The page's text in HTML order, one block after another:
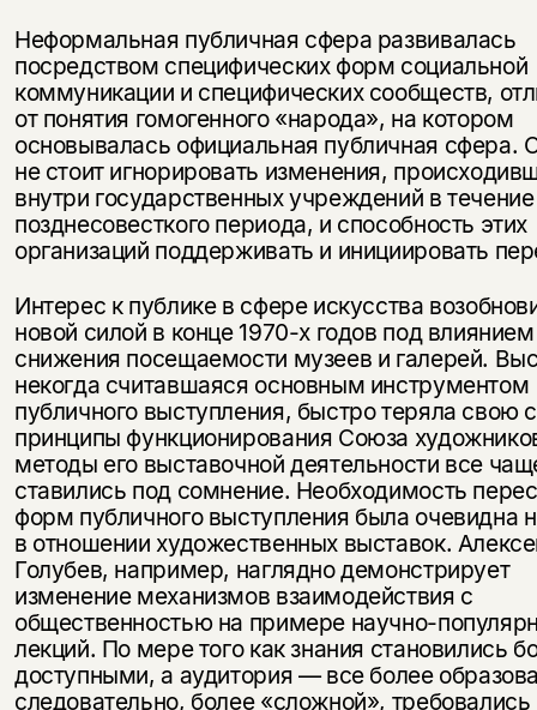
Неформальная публичная сфера развивалась
посредством специфических форм социальной
коммуникации и специфических сообществ,
от понятия гомогенного «народа», на котором
основывалась официальная публичная сфера.
не стоит игнорировать изменения,
внутри государственных учреждений в течение
позднесовесткого периода, и способность этих
организаций поддерживать и инициировать
Интерес к публике в сфере искусства
новой силой в конце 1970-х годов под влиянием
снижения посещаемости музеев и галерей.
некогда считавшаяся основным инструментом
публичного выступления, быстро теряла свою
принципы функционирования Союза
методы его выставочной деятельности все
ставились под сомнение. Необходимость
форм публичного выступления была очевидна
в отношении художественных выставок.
Голубев, например, наглядно демонстрирует
изменение механизмов взаимодействия с
общественностью на примере научно-
лекций. По мере того как знания становились
доступными, а аудитория — все более
следовательно, более «сложной»,